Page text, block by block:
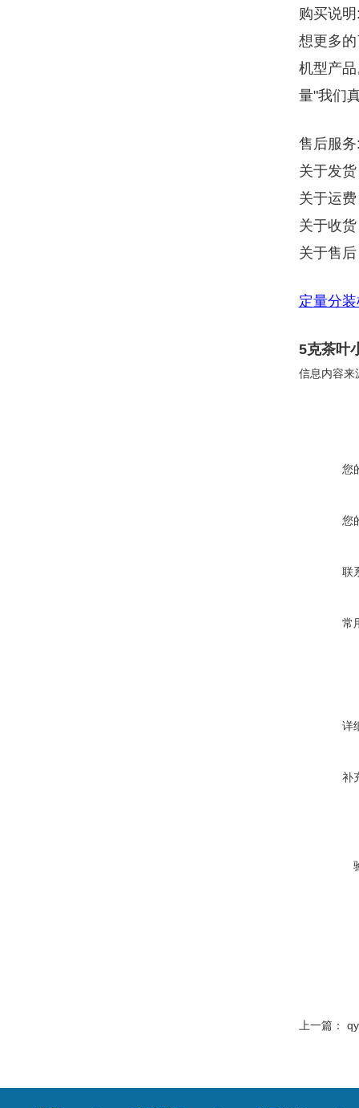
购买说明
想更多
机型产
量"我们
售后服务
关于发
关于运
关于收
关于售
定量分
5克茶叶
信息内容来
您
您
联
常
详
补
上一篇：